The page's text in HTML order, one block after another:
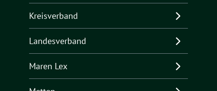
Kreisverband
Landesverband
Maren Lex